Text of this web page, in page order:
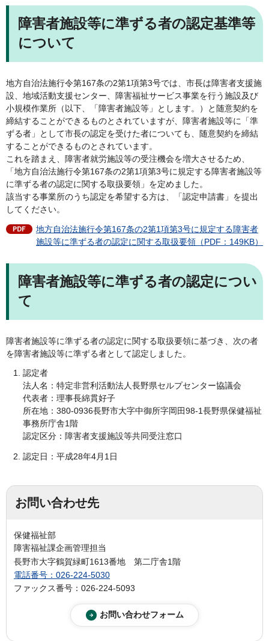
障害者施設等に準ずる者の認定基準等
について
地方自治法施行令第167条の2第1項第3号では、市長は障害者支援施
設、地域活動支援センター、障害福祉サービス事業を行う施設及び
小規模作業所（以下、「障害者施設等」とします。）と随意契約を
締結することができるものとされていますが、障害者施設等に「準
ずる者」として市長の認定を受けた者についても、随意契約を締結
することができるものとされています。
これを踏まえ、障害者就労施設等の受注機会を増大させるため、
「地方自治法施行令第167条の2第1項第3号に規定する障害者施設等
に準ずる者の認定に関する取扱要領」を定めました。
該当する事業所のうち認定を希望する方は、「認定申請書」を提出
してください。
地方自治法施行令第167条の2第1項第3号に規定する障害者
施設等に準ずる者の認定に関する取扱要領（PDF：149KB）
障害者施設等に準ずる者の認定につい
て
障害者施設等に準ずる者の認定に関する取扱要領に基づき、次の者
を障害者施設等に準ずる者として認定しました。
認定者
法人名：特定非営利活動法人長野県セルプセンター協議会
代表者：理事長綿貫好子
所在地：380-0936長野市大字中御所字岡田98-1長野県保健福祉
事務所庁舎1階
認定区分：障害者支援施設等共同受注窓口
認定日：平成28年4月1日
お問い合わせ先
保健福祉部
障害福祉課企画管理担当
長野市大字鶴賀緑町1613番地 第二庁舎1階
電話番号：026-224-5030
ファックス番号：026-224-5093